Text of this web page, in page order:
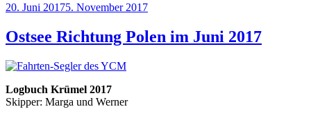
auf
Ostsee
2017“
Veröffentlicht
20. Juni 20175. November 2017
Ostsee Richtung Polen im Juni 2017
Logbuch Krümel 2017
Skipper: Marga und Werner